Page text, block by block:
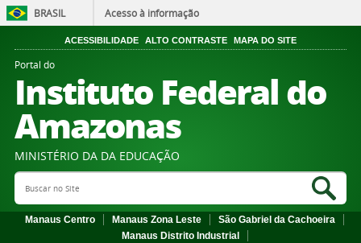
BRASIL Acesso à informação
ACESSIBILIDADE ALTO CONTRASTE MAPA DO SITE
Portal do
Instituto Federal do
Amazonas
MINISTÉRIO DA DA EDUCAÇÃO
Search Site
Manaus Centro Manaus Zona Leste
São Gabriel da Cachoeira
Manaus Distrito Industrial